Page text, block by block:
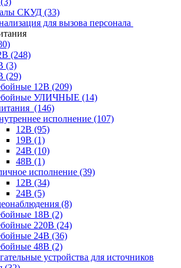
СКУД (33)
для вызова персонала
(248)
(3)
(29)
12В (209)
УЛИЧНЫЕ (14)
(146)
исполнение (107)
12В (95)
19В (1)
24В (10)
48В (1)
исполнение (39)
12В (34)
24В (5)
(8)
18В (2)
220В (24)
24В (36)
48В (2)
устройства для источников